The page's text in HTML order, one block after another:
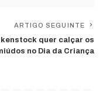
ARTIGO SEGUINTE
quer calçar os
no Dia da Criança